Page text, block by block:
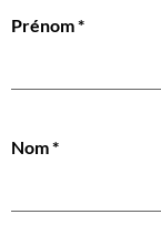
Prénom*
Nom*